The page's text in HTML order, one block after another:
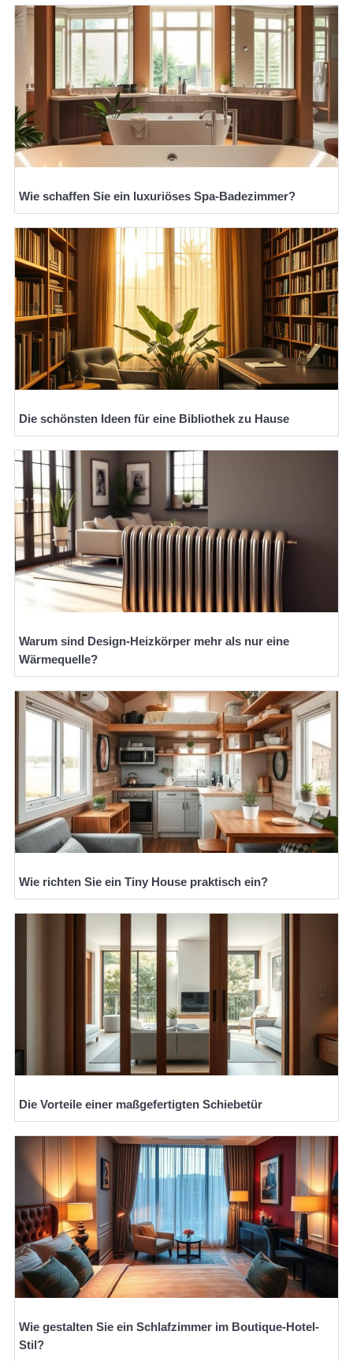
Wie schaffen Sie ein luxuriöses Spa-Badezimmer?
Die schönsten Ideen für eine Bibliothek zu Hause
Warum sind Design-Heizkörper mehr als nur eine
Wärmequelle?
Wie richten Sie ein Tiny House praktisch ein?
Die Vorteile einer maßgefertigten Schiebetür
Wie gestalten Sie ein Schlafzimmer im Boutique-Hotel-
Stil?